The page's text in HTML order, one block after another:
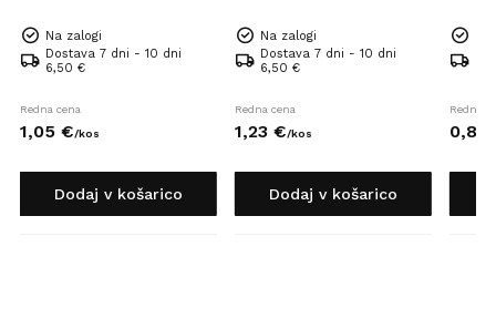
Na zalogi
Dostava 7 dni - 10 dni
6,50 €
Redna cena
1,05 €/kos
Dodaj v košarico
Na zalogi
Dostava 7 dni - 10 dni
6,50 €
Redna cena
1,23 €/kos
Dodaj v košarico
Redna
0,82